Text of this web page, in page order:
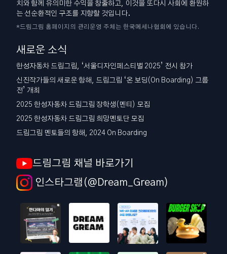
치와 함께 유의미한 수익을 창출하고, 이것을 또다시 사회에 환원하
는 선순환적인 구조를 지향할 것입니다.
*드림그림 홈페이지의 관리운영 주체는 한국메세나협회에 있습니다.
새로운 소식
한성자동차 드림그림, ‘서울디자인페스티벌 2025’ 전시 참가
신진작가들의 새로운 항해, 드림그림 ‘온 보딩(On Boarding) 그룹
전’ 개최
2025 한성자동차 드림그림 장학생(멘티) 모집
2025 한성자동차 드림그림 희망멘토단 모집
드림그림 멘토들의 항해, 2024 On Boarding
드림그림 채널 바로가기
인스타그램(@Dream_Gream)